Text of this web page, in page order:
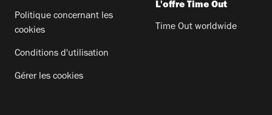
Politique concernant les
cookies
Conditions d'utilisation
Gérer les cookies
L'offre Time Out
Time Out worldwide